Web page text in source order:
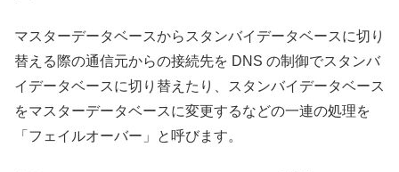
マスターデータベースからスタンバイデータベースに切り
替える際の通信元からの接続先を DNS の制御でスタンバ
イデータベースに切り替えたり、スタンバイデータベース
をマスターデータベースに変更するなどの一連の処理を
「フェイルオーバー」と呼びます。